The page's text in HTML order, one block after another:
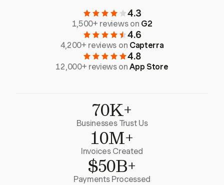
4.3
1,500+ reviews on G2
4.6
4,200+ reviews on Capterra
4.8
12,000+ reviews onApp Store
70K+
Businesses Trust Us
10M+
Invoices Created
$50B+
Payments Processed